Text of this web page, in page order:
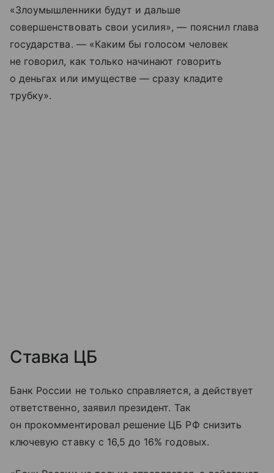
«Злоумышленники будут и дальше
совершенствовать свои усилия», — пояснил глава
государства. — «Каким бы голосом человек
не говорил, как только начинают говорить
о деньгах или имуществе — сразу кладите
трубку».
Ставка ЦБ
Банк России не только справляется, а действует
ответственно, заявил президент. Так
он прокомментировал решение ЦБ РФ снизить
ключевую ставку с 16,5 до 16% годовых.